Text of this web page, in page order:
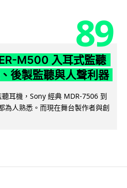
89
M500 入耳式監聽
後製監聽與人聲利器
耳機，Sony 經典 MDR-7506 到
為人熟悉。而現在舞台製作者與創